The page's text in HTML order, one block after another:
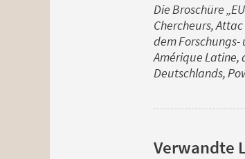
Die Broschüre
Chercheurs,
dem
Amérique Latine,
Deutschlands,
Verwandte